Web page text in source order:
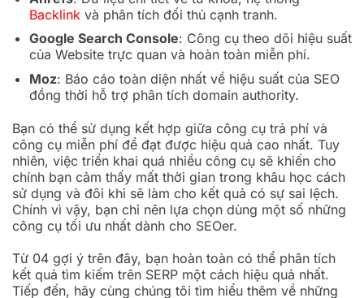
Backlink và phân tích đối thủ cạnh tranh.
Google Search Console: Công cụ theo dõi hiệu suất
của Website trực quan và hoàn toàn miễn phí.
Moz: Báo cáo toàn diện nhất về hiệu suất của SEO
đồng thời hỗ trợ phân tích domain authority.
Bạn có thể sử dụng kết hợp giữa công cụ trả phí và
công cụ miễn phí để đạt được hiệu quả cao nhất. Tuy
nhiên, việc triển khai quá nhiều công cụ sẽ khiến cho
chính bạn cảm thấy mất thời gian trong khâu học cách
sử dụng và đôi khi sẽ làm cho kết quả có sự sai lệch.
Chính vì vậy, bạn chỉ nên lựa chọn dùng một số những
công cụ tối ưu nhất dành cho SEOer.
Từ 04 gợi ý trên đây, bạn hoàn toàn có thể phân tích
kết quả tìm kiếm trên SERP một cách hiệu quả nhất.
Tiếp đến, hãy cùng chúng tôi tìm hiểu thêm về những